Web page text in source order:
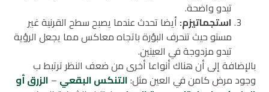
تبدو واضحة.
استجماتيزم: أيضا تحدث عندما يصبح سطح القرنية غير
مستو حيث تنحرف البؤرة باتجاه معاكس مما يجعل الرؤية
تبدو مزدوجة في العينين.
بالإضافة إلى أن هناك أنواعا أخرى من ضعف النظر ترتبط ب
وجود مرض كامن في العين مثل:التنكس البقعي – الزرق أو